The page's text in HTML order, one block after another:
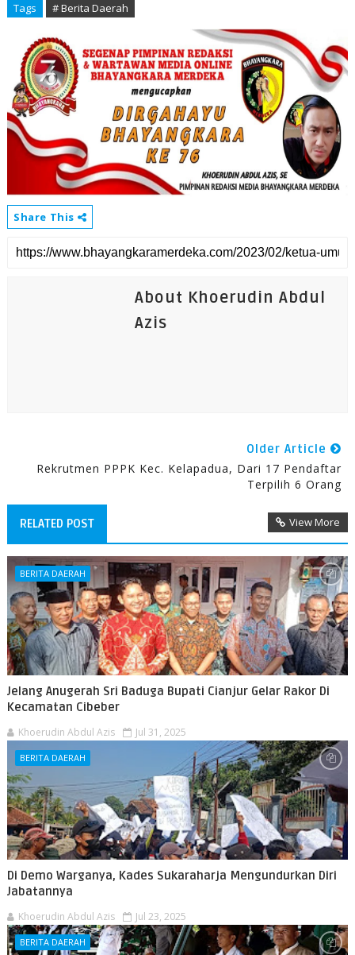
Tags # Berita Daerah
Share This
About Khoerudin Abdul
Azis
Older Article
Rekrutmen PPPK Kec. Kelapadua, Dari 17 Pendaftar
Terpilih 6 Orang
RELATED POST View More
BERITA DAERAH
Jelang Anugerah Sri Baduga Bupati Cianjur Gelar Rakor Di
Kecamatan Cibeber
Khoerudin Abdul Azis Jul 31, 2025
BERITA DAERAH
Di Demo Warganya, Kades Sukaraharja Mengundurkan Diri
Jabatannya
Khoerudin Abdul Azis Jul 23, 2025
BERITA DAERAH